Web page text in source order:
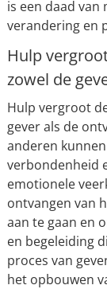
is een daad
verandering en
Hulp
zowel de
Hulp vergroot
gever als de
anderen
verbondenheid
emotionele
ontvangen van
aan te gaan en
en begeleiding
proces van
het opbouwen